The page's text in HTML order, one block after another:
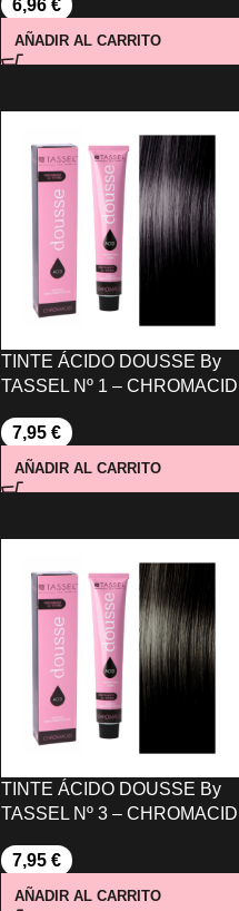
6,96 €
AÑADIR AL CARRITO
TINTE ÁCIDO DOUSSE By
TASSEL Nº 1 – CHROMACID
7,95 €
AÑADIR AL CARRITO
TINTE ÁCIDO DOUSSE By
TASSEL Nº 3 – CHROMACID
7,95 €
AÑADIR AL CARRITO